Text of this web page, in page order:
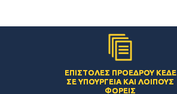
ΕΠΙΣΤΟΛΈΣ ΠΡΟΈΔΡΟΥ ΚΕΔΕ
ΣΕ ΥΠΟΥΡΓΕΊΑ ΚΑΙ ΛΟΙΠΟΎΣ
ΦΟΡΕΊΣ